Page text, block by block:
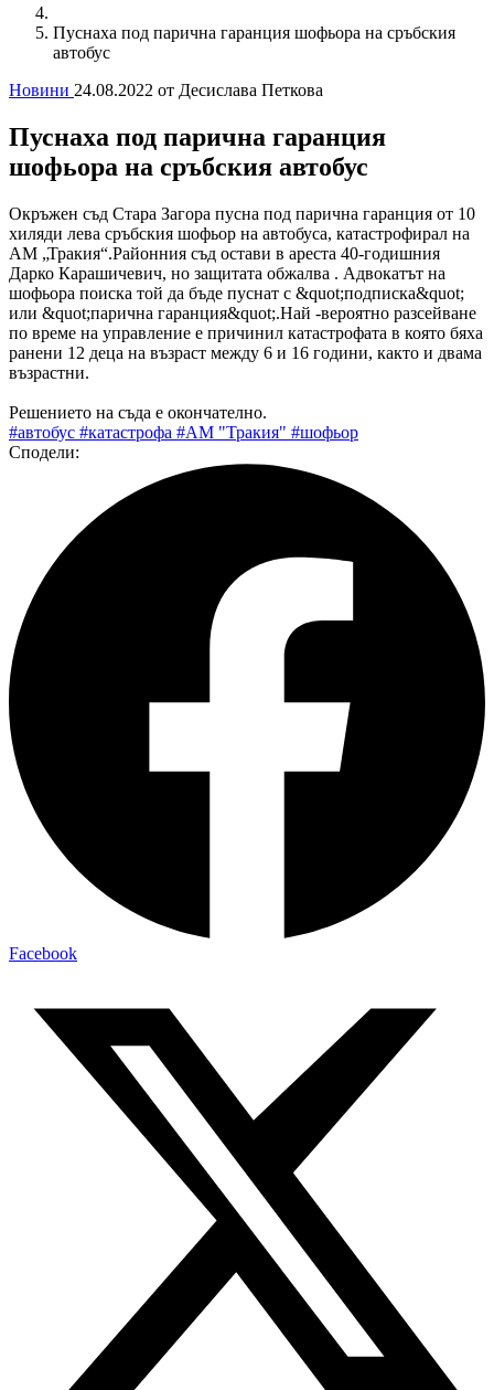
Пуснаха под парична гаранция шофьора на сръбския
автобус
Новини 24.08.2022 от Десислава Петкова
Пуснаха под парична гаранция
шофьора на сръбския автобус
Окръжен съд Стара Загора пусна под парична гаранция от 10
хиляди лева сръбския шофьор на автобуса, катастрофирал на
АМ „Тракия“.Районния съд остави в ареста 40-годишния
Дарко Карашичевич, но защитата обжалва . Адвокатът на
шофьора поиска той да бъде пуснат с &quot;подписка&quot;
или &quot;парична гаранция&quot;.Най -вероятно разсейване
по време на управление е причинил катастрофата в която бяха
ранени 12 деца на възраст между 6 и 16 години, както и двама
възрастни.
Решението на съда е окончателно.
#автобус #катастрофа #АМ "Тракия" #шофьор
Сподели:
Facebook